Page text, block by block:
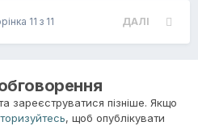
ДАЛІ
11 з 11
зареєструватися пізніше. Якщо
, щоб опублікувати